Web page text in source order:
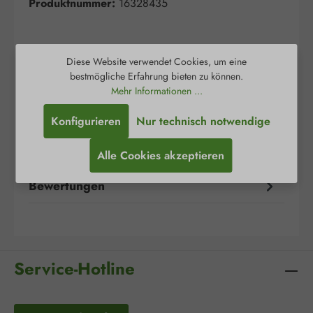
Produktnummer: 16328435
BD Ultra-Fine™ Pen-Nadeln sind speziell für die
sichere und komfortable subkutane
Insulininjektion entwickelt und mit allen…
Bewertungen
Service-Hotline
Diese Website verwendet Cookies, um eine
bestmögliche Erfahrung bieten zu können.
Mehr Informationen ...
Nur technisch notwendige
Konfigurieren
Alle Cookies akzeptieren